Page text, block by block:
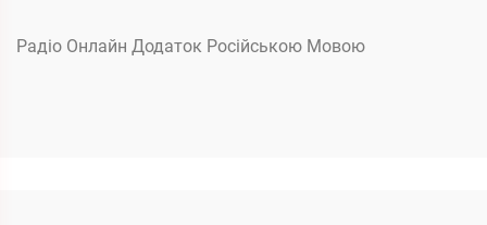
Радіо Онлайн Додаток Російською Мовою